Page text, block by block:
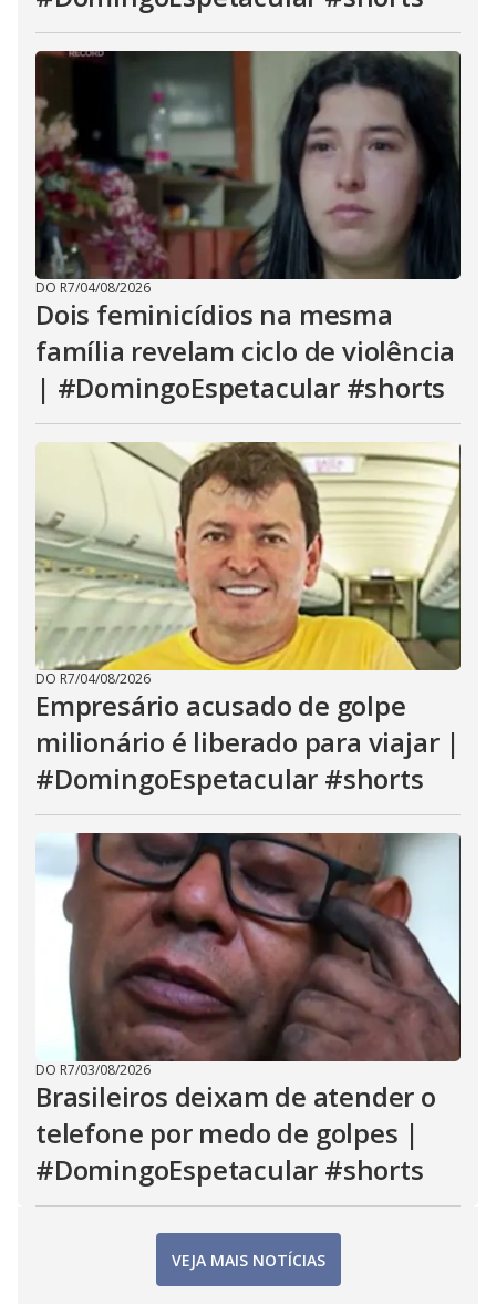
DO R7/04/08/2026
Dois feminicídios na mesma
família revelam ciclo de violência
| #DomingoEspetacular #shorts
DO R7/04/08/2026
Empresário acusado de golpe
milionário é liberado para viajar |
#DomingoEspetacular #shorts
DO R7/03/08/2026
Brasileiros deixam de atender o
telefone por medo de golpes |
#DomingoEspetacular #shorts
VEJA MAIS NOTÍCIAS